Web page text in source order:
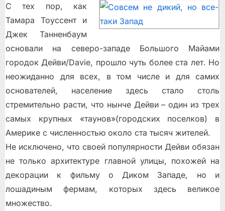
С тех пор, как
Тамара Тоуссент и
Джек Танненбаум
основали на северо-западе Большого Майами
городок Дейви/Davie, прошло чуть более ста лет. Нo
неожиданно для всех, в том числе и для самих
основателей, население здесь стало столь
стремительно расти, что нынче Дейви – один из трех
самых крупных «таунов»(городских поселков) в
Америке с численностью около ста тысяч жителей.
Не исключено, что своей популярности Дейви обязан
не только архитектуре главной улицы, похожей на
декорации к фильму о Диком Западе, но и
лошадиным фермам, которых здесь великое
множество.